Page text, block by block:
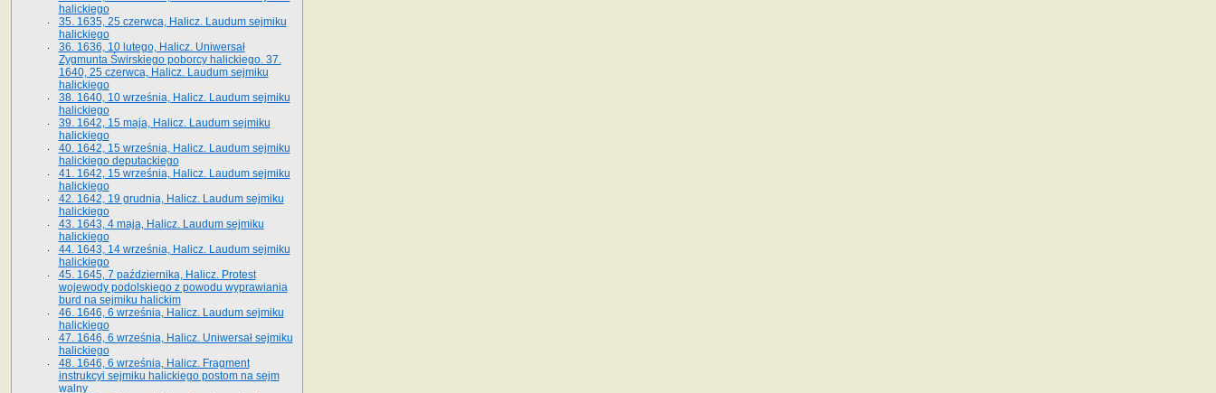
halickiego
35. 1635, 25 czerwca, Halicz. Laudum sejmiku
halickiego
36. 1636, 10 lutego, Halicz. Uniwersał
Zygmunta Świrskiego poborcy halickiego. 37.
1640, 25 czerwca, Halicz. Laudum sejmiku
halickiego
38. 1640, 10 września, Halicz. Laudum sejmiku
halickiego
39. 1642, 15 maja, Halicz. Laudum sejmiku
halickiego
40. 1642, 15 września, Halicz. Laudum sejmiku
halickiego deputackiego
41. 1642, 15 września, Halicz. Laudum sejmiku
halickiego
42. 1642, 19 grudnia, Halicz. Laudum sejmiku
halickiego
43. 1643, 4 maja, Halicz. Laudum sejmiku
halickiego
44. 1643, 14 września, Halicz. Laudum sejmiku
halickiego
45. 1645, 7 października, Halicz. Protest
wojewody podolskiego z powodu wyprawiania
burd na sejmiku halickim
46. 1646, 6 września, Halicz. Laudum sejmiku
halickiego
47. 1646, 6 września, Halicz. Uniwersał sejmiku
halickiego
48. 1646, 6 września, Halicz. Fragment
instrukcyi sejmiku halickiego postom na sejm
walny